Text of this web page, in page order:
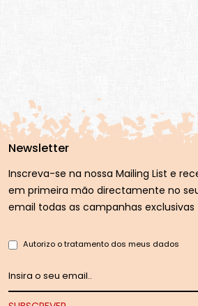
Newsletter
Inscreva-se na nossa Mailing List e
em primeira mão directamente no
email todas as campanhas exclusivas
Autorizo o tratamento dos meus dados